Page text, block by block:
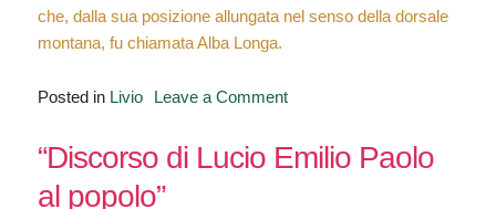
che, dalla sua posizione allungata nel senso della dorsale
montana, fu chiamata Alba Longa.
Posted in Livio Leave a Commenton
Urbe
“Discorso di Lucio Emilio Paolo
al popolo”